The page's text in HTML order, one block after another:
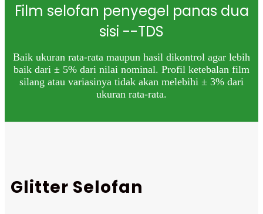
Film selofan penyegel panas dua
sisi --TDS
Baik ukuran rata-rata maupun hasil dikontrol agar lebih
baik dari ± 5% dari nilai nominal. Profil ketebalan film
silang atau variasinya tidak akan melebihi ± 3% dari
ukuran rata-rata.
Glitter Selofan